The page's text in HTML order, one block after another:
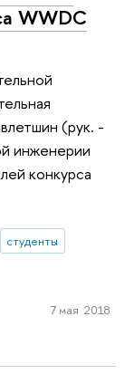
WWDC
(рук. -
инженерии
конкурса
студенты
7 мая 2018